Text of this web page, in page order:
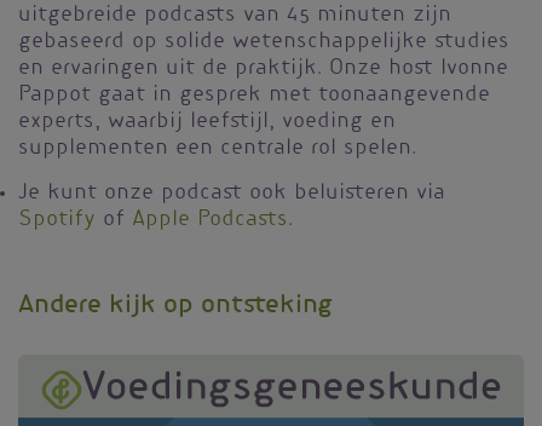
uitgebreide podcasts van 45 minuten zijn
gebaseerd op solide wetenschappelijke studies
en ervaringen uit de praktijk. Onze host Ivonne
Pappot gaat in gesprek met toonaangevende
experts, waarbij leefstijl, voeding en
supplementen een centrale rol spelen.
Je kunt onze podcast ook beluisteren via
Spotify of Apple Podcasts.
Andere kijk op ontsteking